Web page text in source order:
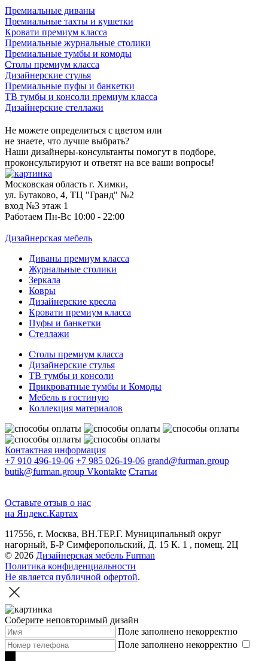
Премиальные диваны
Премиальные тахты и кушетки
Кровати премиум класса
Премиальные журнальные столики
Премиальные тумбы и комоды
Столы премиум класса
Дизайнерские стулья
Премиальные пуфы и банкетки
ТВ тумбы и консоли премиум класса
Дизайнерские стеллажи
Не можете определиться с цветом или
не знаете, что лучше выбрать?
Наши дизайнеры-консультанты помогут в подборе,
проконсультируют и ответят на все ваши вопросы!
Московская область г. Химки,
ул. Бутаково, 4, ТЦ "Гранд" №2
вход №3 этаж 1
Работаем Пн-Вс 10:00 - 22:00
Дизайнерская мебель
Диваны премиум класса
Журнальные столики
Зеркала
Ковры
Дизайнерские кресла
Кровати премиум класса
Пуфы и банкетки
Стеллажи
Столы премиум класса
Дизайнерские стулья
ТВ тумбы и консоли
Прикроватные тумбы и Комоды
Мебель в гостиную
Коллекция материалов
Контактная информация
+7 910 496-19-06 +7 985 026-19-06 grand@furman.group
butik@furman.group Vkontakte Статьи
Оставьте отзыв о нас
на Яндекс.Картах
117556, г. Москва, ВН.ТЕР.Г. Муниципальный округ
нагорный, Б-Р Симферопольский, Д. 15 К. 1 , помещ. 2Ц
© 2026 Дизайнерская мебель Furman
Политика конфиденциальности
Не является публичной офертой.
Соберите неповторимый дизайн
Поле заполнено некорректно
Поле заполнено некорректно